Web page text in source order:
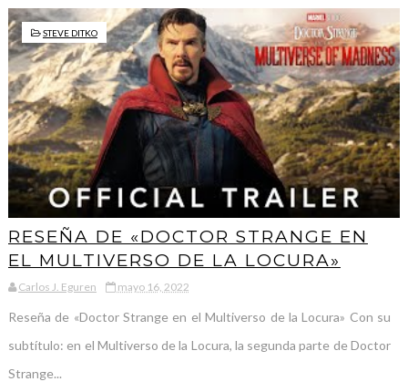
STEVE DITKO
RESEÑA DE «DOCTOR STRANGE EN
EL MULTIVERSO DE LA LOCURA»
Carlos J. Eguren mayo 16, 2022
Reseña de «Doctor Strange en el Multiverso de la Locura» Con su
subtítulo: en el Multiverso de la Locura, la segunda parte de Doctor
Strange...